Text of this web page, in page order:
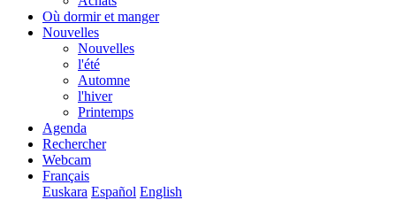
Où dormir et manger
Nouvelles
Nouvelles
l'été
Automne
l'hiver
Printemps
Agenda
Rechercher
Webcam
Français
Euskara Español English